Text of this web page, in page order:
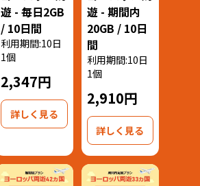
遊 - 毎日2GB
/ 10日間
利用期間:10日
1個
2,347円
詳しく見る
遊 - 期間内
20GB / 10日
間
利用期間:10日
1個
2,910円
詳しく見る